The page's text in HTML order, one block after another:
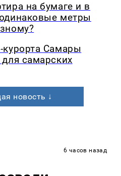
на бумаге и в
метры
курорта Самары
самарских
новость ↓
6 часов назад